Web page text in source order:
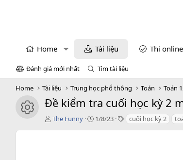
Home Tài liệu Thi online
Đánh giá mới nhất Tìm tài liệu
Home Tài liệu Trung học phổ thông Toán Toán
icon tài liệu
Đề kiểm tra cuối học kỳ 2
T
The Funny
C1/8/23
T cuối học kỳ 2